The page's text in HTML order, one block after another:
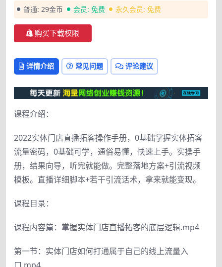
普通: 29金币 会员: 免费 永久会员: 免费
购买下载权限
详情介绍 常见问题 评论建议
课程介绍：
2022实体门店直播拓客操作手册，0基础掌握实体拓客
流量密码，0基础可学，通俗易懂，快速上手。实操手
册，结果向导，听完就能做。完整落地方案+引流视频
模板。直播详细脚本+若干引流话术，拿来就能变现。
课程目录：
课程内容篇：掌握实体门店直播拓客的底层逻辑.mp4
第一节：实体门店如何打通属于自己的线上流量入